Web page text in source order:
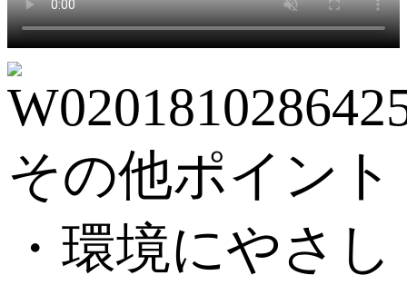
その他ポイント
・環境にやさし